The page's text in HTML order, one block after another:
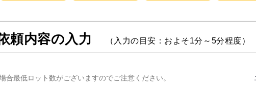
頼内容の入力 （入力の目安：およそ1分～5分程度）
合最低ロット数がございますのでご注意ください。